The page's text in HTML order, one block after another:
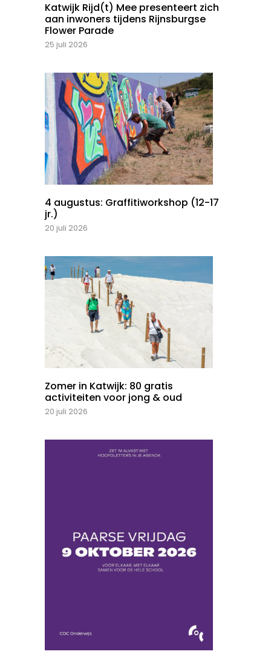
Katwijk Rijd(t) Mee presenteert zich
aan inwoners tijdens Rijnsburgse
Flower Parade
25 juli 2026
4 augustus: Graffitiworkshop (12-17
jr.)
20 juli 2026
Zomer in Katwijk: 80 gratis
activiteiten voor jong & oud
20 juli 2026